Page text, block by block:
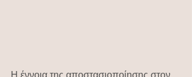
Η έννοια της αποστασιοποίησης στον